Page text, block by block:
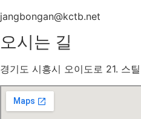
jangbongan@kctb.net
오시는 길
경기도 시흥시 오이도로 21. 스